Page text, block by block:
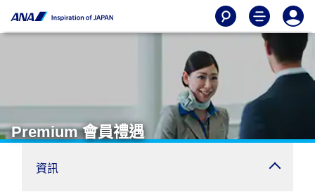
Premium 會員禮遇
資訊